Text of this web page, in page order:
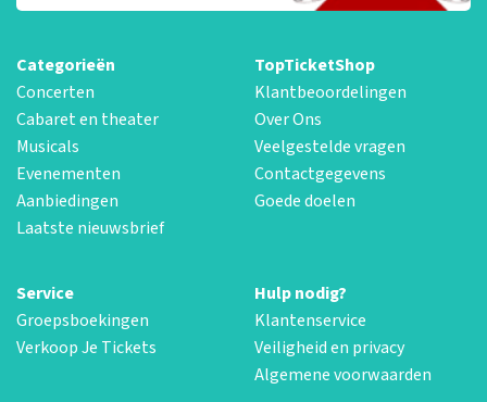
Categorieën
Concerten
Cabaret en theater
Musicals
Evenementen
Aanbiedingen
Laatste nieuwsbrief
TopTicketShop
Klantbeoordelingen
Over Ons
Veelgestelde vragen
Contactgegevens
Goede doelen
Service
Groepsboekingen
Verkoop Je Tickets
Hulp nodig?
Klantenservice
Veiligheid en privacy
Algemene voorwaarden